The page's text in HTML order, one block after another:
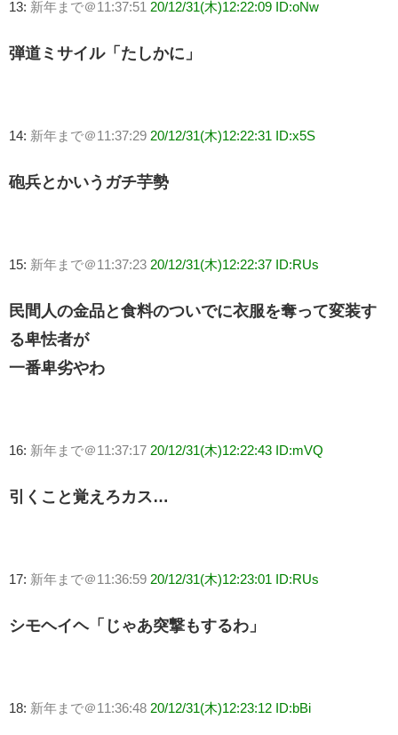
13: 新年まで＠11:37:51 20/12/31(木)12:22:09 ID:oNw
弾道ミサイル「たしかに」
14: 新年まで＠11:37:29 20/12/31(木)12:22:31 ID:x5S
砲兵とかいうガチ芋勢
15: 新年まで＠11:37:23 20/12/31(木)12:22:37 ID:RUs
民間人の金品と食料のついでに衣服を奪って変装す
る卑怯者が
一番卑劣やわ
16: 新年まで＠11:37:17 20/12/31(木)12:22:43 ID:mVQ
引くこと覚えろカス…
17: 新年まで＠11:36:59 20/12/31(木)12:23:01 ID:RUs
シモヘイヘ「じゃあ突撃もするわ」
18: 新年まで＠11:36:48 20/12/31(木)12:23:12 ID:bBi